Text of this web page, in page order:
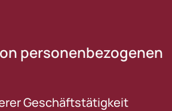
personenbezogenen
Geschäftstätigkeit